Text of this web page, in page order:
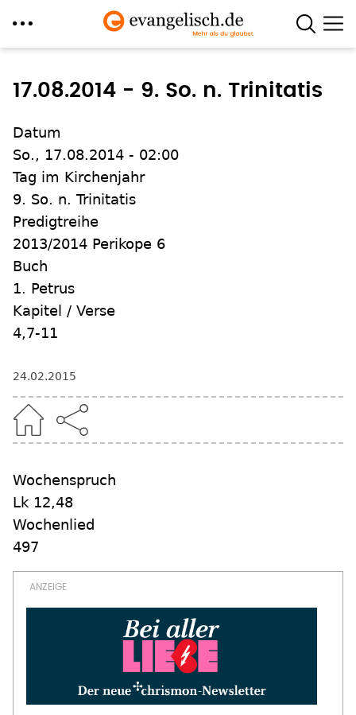
zum
17.08.2014 - 9. So. n. Trinitatis
Datum
So., 17.08.2014 - 02:00
Tag im Kirchenjahr
9. So. n. Trinitatis
Predigtreihe
2013/2014 Perikope 6
Buch
1. Petrus
Kapitel / Verse
4,7-11
24.02.2015
Wochenspruch
Lk 12,48
Wochenlied
497